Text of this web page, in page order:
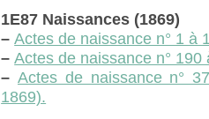
1E87 Naissances (1869)
– Actes de naissance n° 1 à
– Actes de naissance n°
– Actes de naissance n°
1869).